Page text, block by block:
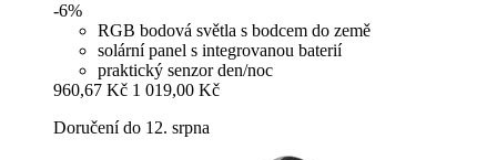
-6%
RGB bodová světla s bodcem do země
solární panel s integrovanou baterií
praktický senzor den/noc
960,67 Kč 1 019,00 Kč
Doručení do 12. srpna